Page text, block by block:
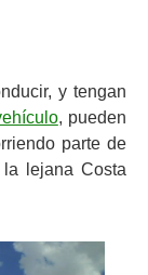
y tengan
, pueden
parte de
lejana Costa